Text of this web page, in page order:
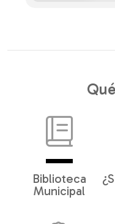
Biblioteca
Municipal